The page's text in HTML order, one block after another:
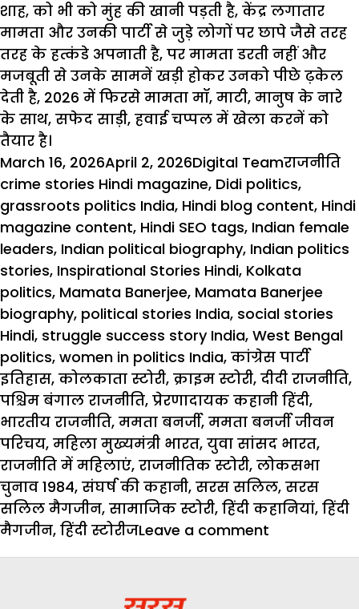
शाह, को भी को मुंह की खानी पड़ती है, केंद्र लगातार
मामता और उनकी पार्टी से जुड़े लोगों पर छापे जैसे तरह
तरह के हत्कंडे अपनाती है, पर मामता डरती नहीं और
मजबूती से उनके सामनें खड़ी होकर उनको पीछे ढ़केल
देती है, 2026 में फिरसे मामता मॉ, माटी, मानुष के नारे
के साथ, सफेद साड़ी, हवाई चप्पल में खेला करनें को
तैयार है।
Posted
on
March 16, 2026April 2, 2026Author
Digital Teamराजनीति
crime stories Hindi magazine, Didi politics,
grassroots politics India, Hindi blog content, Hindi
magazine content, Hindi SEO tags, Indian female
leaders, Indian political biography, Indian politics
stories, Inspirational Stories Hindi, Kolkata
politics, Mamata Banerjee, Mamata Banerjee
biography, political stories India, social stories
Hindi, struggle success story India, West Bengal
politics, women in politics India, कांग्रेस पार्टी
इतिहास, कोलकाता स्टोरी, क्राइम स्टोरी, दीदी राजनीति,
पश्चिम बंगाल राजनीति, प्रेरणादायक कहानी हिंदी,
भारतीय राजनीति, ममता बनर्जी, ममता बनर्जी जीवन
परिचय, महिला मुख्यमंत्री भारत, युवा सांसद भारत,
राजनीति में महिलाएं, राजनीतिक स्टोरी, लोकसभा
चुनाव 1984, संघर्ष की कहानी, सरस सलिल, सरस
सलिल मैगजीन, सामाजिक स्टोरी, हिंदी कहानियां, हिंदी
मैगजीन, हिंदी स्टोरीजLeave a comment